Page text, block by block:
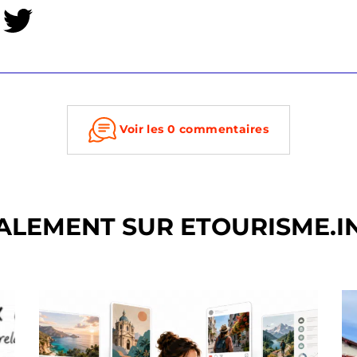
Voir les 0 commentaires
SUR